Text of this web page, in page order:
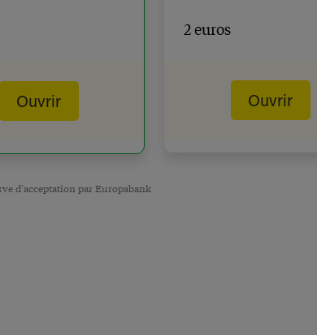
Ouvrir
2 euros
Ouvrir
d'acceptation par Europabank